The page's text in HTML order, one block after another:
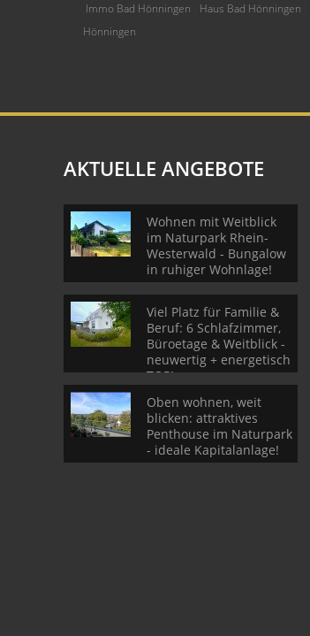
Immo Bad Hönningen Haus Bad Hönningen
Hönningen
AKTUELLE ANGEBOTE
Wohnen mit Weitblick
im Naturpark Rhein-
Westerwald - Bungalow
in ruhiger Wohnlage!
Viel Platz für Familie &
Beruf: 6 Schlafzimmer,
Büroetage & Weitblick -
neuwertig + energetisch
TOP!
Oben wohnen, weit
blicken: attraktives
Penthouse im Naturpark
- ideale Kapitalanlage!